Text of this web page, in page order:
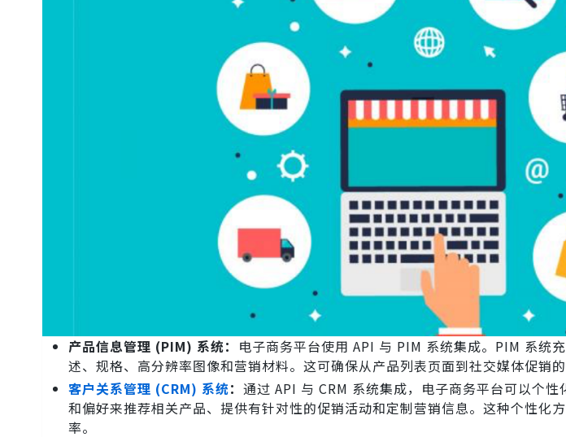
产品信息管理 (PIM) 系统： 电子商务平台使用 API 与 PIM 系统集成。PIM 系统
述、规格、高分辨率图像和营销材料。这可确保从产品列表页面到社交媒体促销
客户关系管理 (CRM) 系统： 通过 API 与 CRM 系统集成，电子商务平台可以个
和偏好来推荐相关产品、提供有针对性的促销活动和定制营销信息。这种个性化
率。